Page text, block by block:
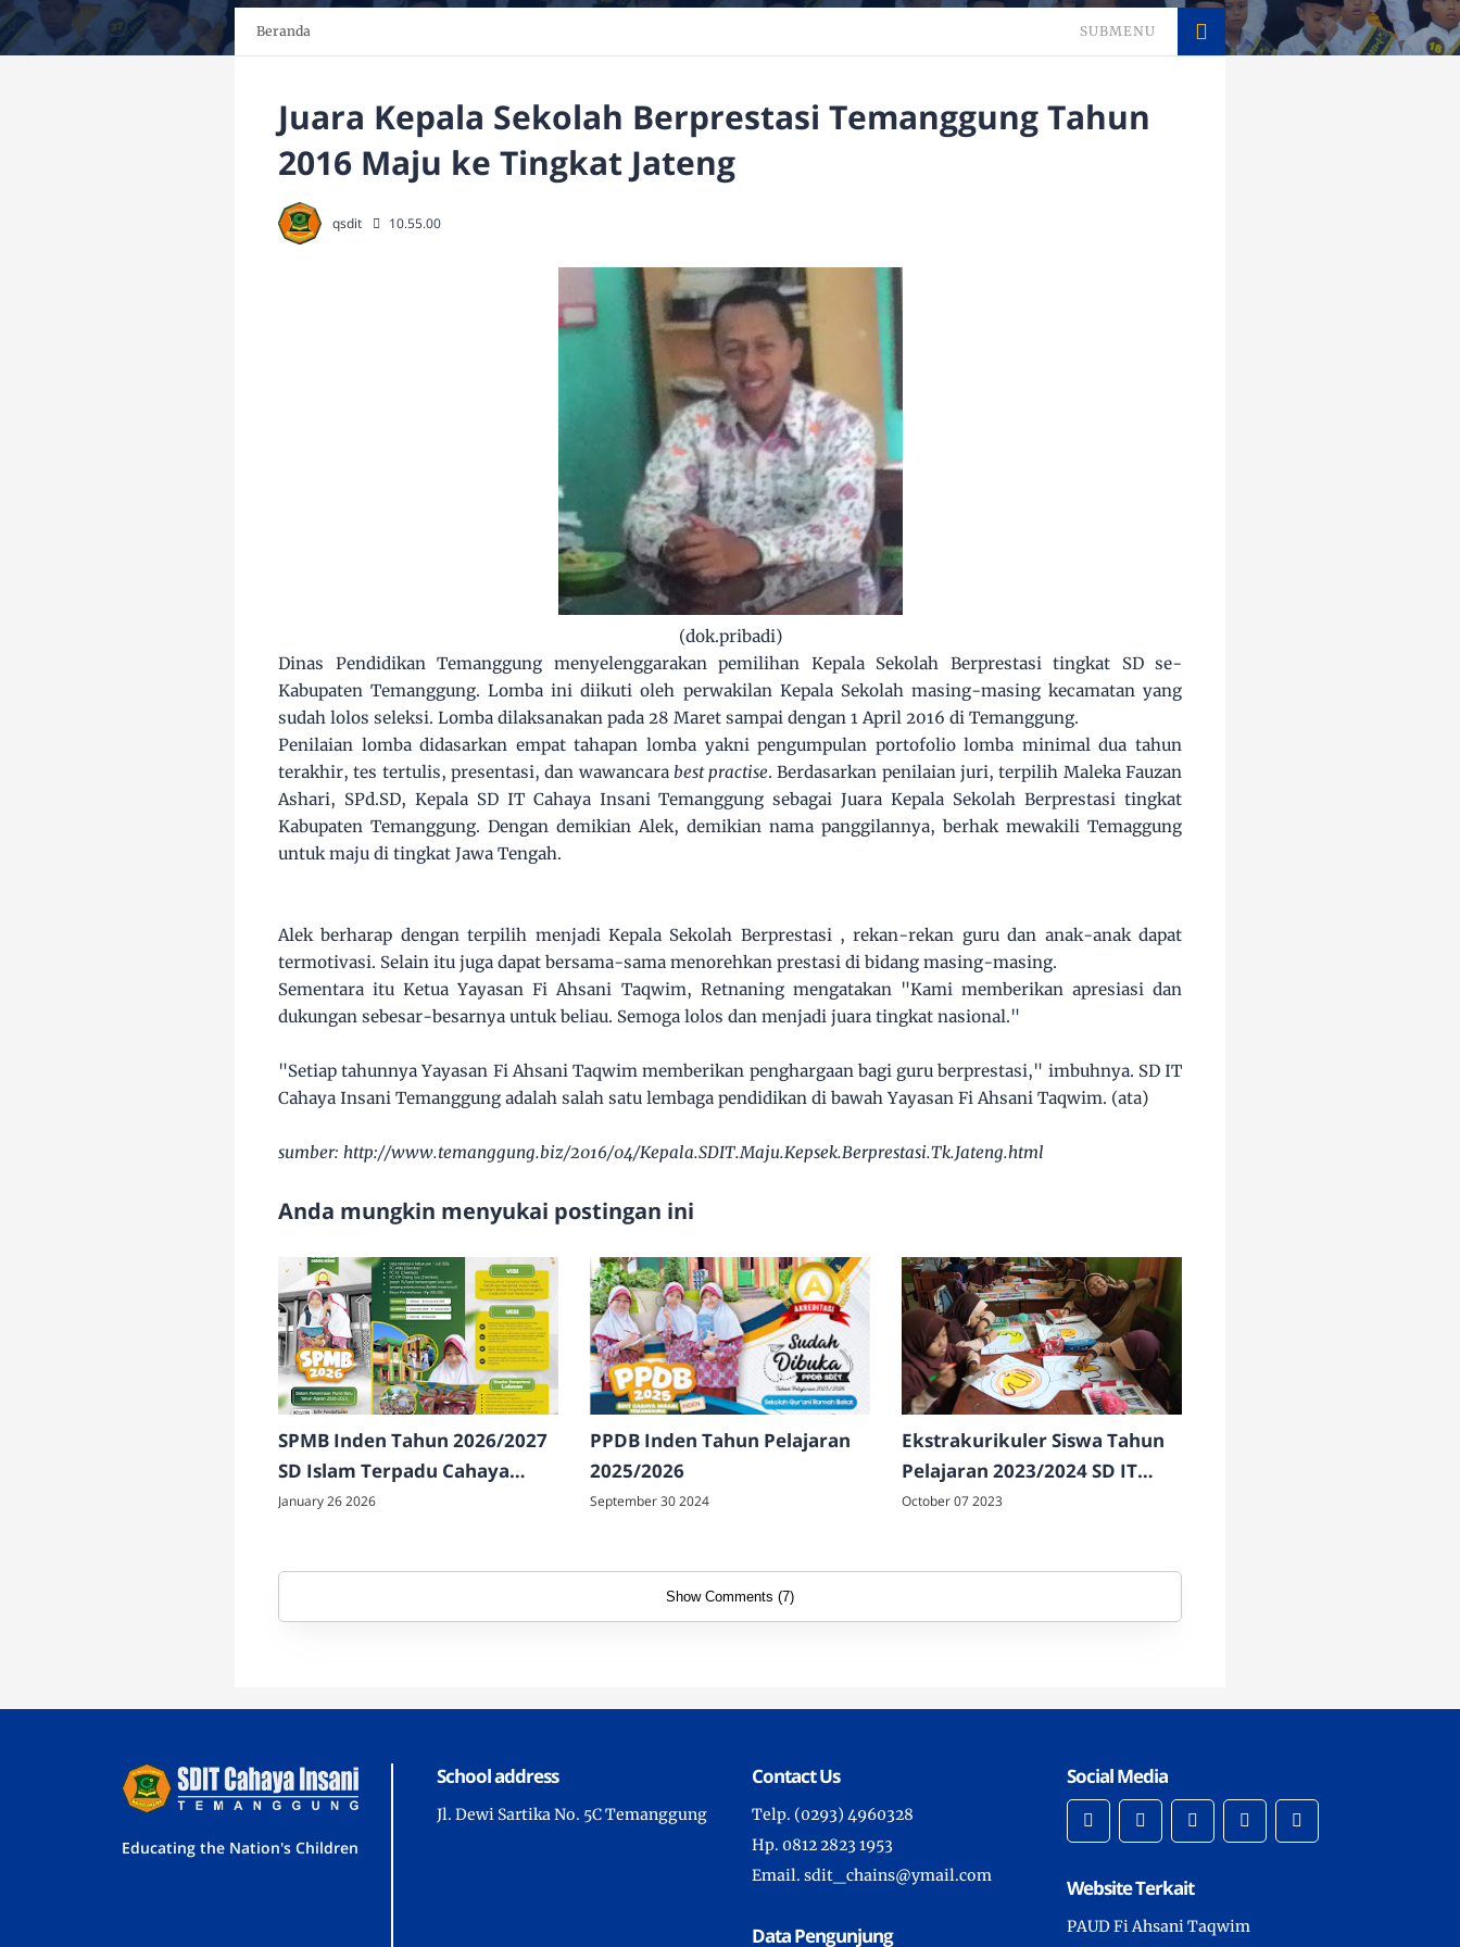
Beranda SUBMENU
Juara Kepala Sekolah Berprestasi Temanggung Tahun
2016 Maju ke Tingkat Jateng
qsdit 10.55.00
(dok.pribadi)
Dinas Pendidikan Temanggung menyelenggarakan pemilihan Kepala Sekolah Berprestasi tingkat SD se-
Kabupaten Temanggung. Lomba ini diikuti oleh perwakilan Kepala Sekolah masing-masing kecamatan yang
sudah lolos seleksi. Lomba dilaksanakan pada 28 Maret sampai dengan 1 April 2016 di Temanggung.
Penilaian lomba didasarkan empat tahapan lomba yakni pengumpulan portofolio lomba minimal dua tahun
terakhir, tes tertulis, presentasi, dan wawancara best practise. Berdasarkan penilaian juri, terpilih Maleka Fauzan
Ashari, SPd.SD, Kepala SD IT Cahaya Insani Temanggung sebagai Juara Kepala Sekolah Berprestasi tingkat
Kabupaten Temanggung. Dengan demikian Alek, demikian nama panggilannya, berhak mewakili Temaggung
untuk maju di tingkat Jawa Tengah.
Alek berharap dengan terpilih menjadi Kepala Sekolah Berprestasi , rekan-rekan guru dan anak-anak dapat
termotivasi. Selain itu juga dapat bersama-sama menorehkan prestasi di bidang masing-masing.
Sementara itu Ketua Yayasan Fi Ahsani Taqwim, Retnaning mengatakan "Kami memberikan apresiasi dan
dukungan sebesar-besarnya untuk beliau. Semoga lolos dan menjadi juara tingkat nasional."
"Setiap tahunnya Yayasan Fi Ahsani Taqwim memberikan penghargaan bagi guru berprestasi," imbuhnya. SD IT
Cahaya Insani Temanggung adalah salah satu lembaga pendidikan di bawah Yayasan Fi Ahsani Taqwim. (ata)
sumber: http://www.temanggung.biz/2016/04/Kepala.SDIT.Maju.Kepsek.Berprestasi.Tk.Jateng.html
Anda mungkin menyukai postingan ini
SPMB Inden Tahun 2026/2027
SD Islam Terpadu Cahaya
Insani Temanggung
January 26 2026
PPDB Inden Tahun Pelajaran
2025/2026
September 30 2024
Ekstrakurikuler Siswa Tahun
Pelajaran 2023/2024 SD IT
Cahaya Insani Temanggung
October 07 2023
Show Comments (7)
Educating the Nation's Children
School address
Jl. Dewi Sartika No. 5C Temanggung
Contact Us
Telp. (0293) 4960328
Hp. 0812 2823 1953
Email. sdit_chains@ymail.com
Data Pengunjung
Social Media
Website Terkait
PAUD Fi Ahsani Taqwim